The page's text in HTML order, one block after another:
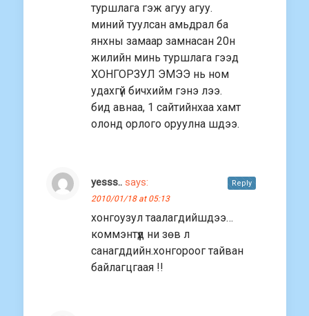
туршлага гэж агуу агуу.
миний туулсан амьдрал ба
янхны замаар замнасан 20н
жилийн минь туршлага гээд
ХОНГОРЗУЛ ЭМЭЭ нь ном
удахгүй бичхийм гэнэ лээ.
бид авнаа, 1 сайтийнхаа хамт
олонд орлого оруулна шдээ.
yesss.. says:
2010/01/18 at 05:13
хонгоузул таалагдийшдээ…
коммэнтүүд ни зөв л
санагддийн.хонгороог тайван
байлагцгаая !!
Reply